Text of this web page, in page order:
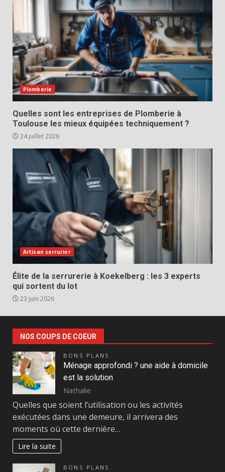
Plomberie
Quelles sont les entreprises de Plomberie à
Toulouse les mieux équipées techniquement ?
24 juillet 2026
Artisan serrurier
Élite de la serrurerie à Koekelberg : les 3 experts
qui sortent du lot
23 juin 2026
NOS COUPS DE COEUR
BONS PLANS
Ménage approfondi ? une aide à domicile
est la solution
Nathalie
Quelles que soient l’utilisation ou les activités
exécutées dans une demeure, il arrivera des
moments où cette dernière…
Lire la suite
BONS PLANS